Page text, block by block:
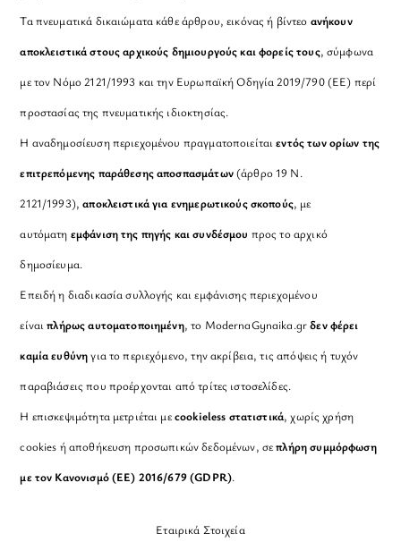
Τα πνευματικά δικαιώματα κάθε άρθρου, εικόνας ή βίντεο ανήκουν
αποκλειστικά στους αρχικούς δημιουργούς και φορείς τους, σύμφωνα
με τον Νόμο 2121/1993 και την Ευρωπαϊκή Οδηγία 2019/790 (ΕΕ) περί
προστασίας της πνευματικής ιδιοκτησίας.
Η αναδημοσίευση περιεχομένου πραγματοποιείταιεντός των ορίων της
επιτρεπόμενης παράθεσης αποσπασμάτων(άρθρο 19 Ν.
2121/1993), αποκλειστικά για ενημερωτικούς σκοπούς, με
αυτόματη εμφάνιση της πηγής και συνδέσμου προς το αρχικό
δημοσίευμα.
Επειδή η διαδικασία συλλογής και εμφάνισης περιεχομένου
είναιπλήρως αυτοματοποιημένη, το ModernaGynaika.grδεν φέρει
καμία ευθύνηγια το περιεχόμενο, την ακρίβεια, τις απόψεις ή τυχόν
παραβιάσεις που προέρχονται από τρίτες ιστοσελίδες.
Η επισκεψιμότητα μετριέται μεcookieless στατιστικά, χωρίς χρήση
cookies ή αποθήκευση προσωπικών δεδομένων, σεπλήρη συμμόρφωση
με τον Κανονισμό (ΕΕ) 2016/679 (GDPR).
Εταιρικά Στοιχεία